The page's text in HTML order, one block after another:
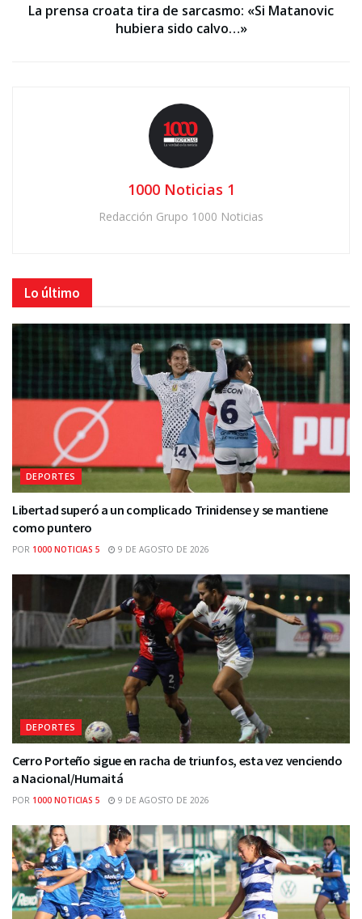
La prensa croata tira de sarcasmo: «Si Matanovic
hubiera sido calvo…»
1000 Noticias 1
Redacción Grupo 1000 Noticias
Lo último
DEPORTES
Libertad superó a un complicado Trinidense y se mantiene
como puntero
POR 1000 NOTICIAS 5 9 DE AGOSTO DE 2026
DEPORTES
Cerro Porteño sigue en racha de triunfos, esta vez venciendo
a Nacional/Humaitá
POR 1000 NOTICIAS 5 9 DE AGOSTO DE 2026